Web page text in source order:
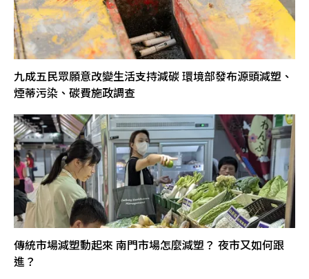
九成五民眾願意改變生活支持減碳 環境部發布源頭減塑、
煙蒂污染、碳費施政調查
傳統市場減塑動起來 南門市場怎麼減塑？ 夜市又如何跟
進？